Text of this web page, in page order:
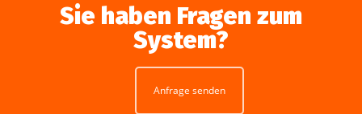
Sie haben Fragen zum
System?
Anfrage senden